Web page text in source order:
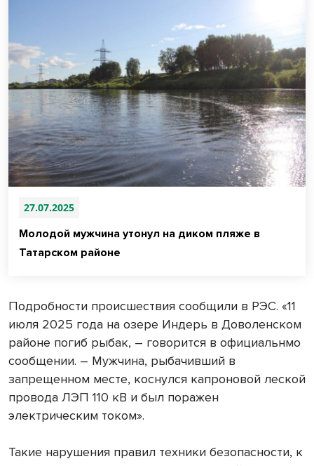
27.07.2025
Молодой мужчина утонул на диком пляже в
Татарском районе
Подробности происшествия сообщили в РЭС. «11
июля 2025 года на озере Индерь в Доволенском
районе погиб рыбак, – говорится в официальнмо
сообщении. – Мужчина, рыбачивший в
запрещенном месте, коснулся капроновой леской
провода ЛЭП 110 кВ и был поражен
электрическим током».
Такие нарушения правил техники безопасности, к